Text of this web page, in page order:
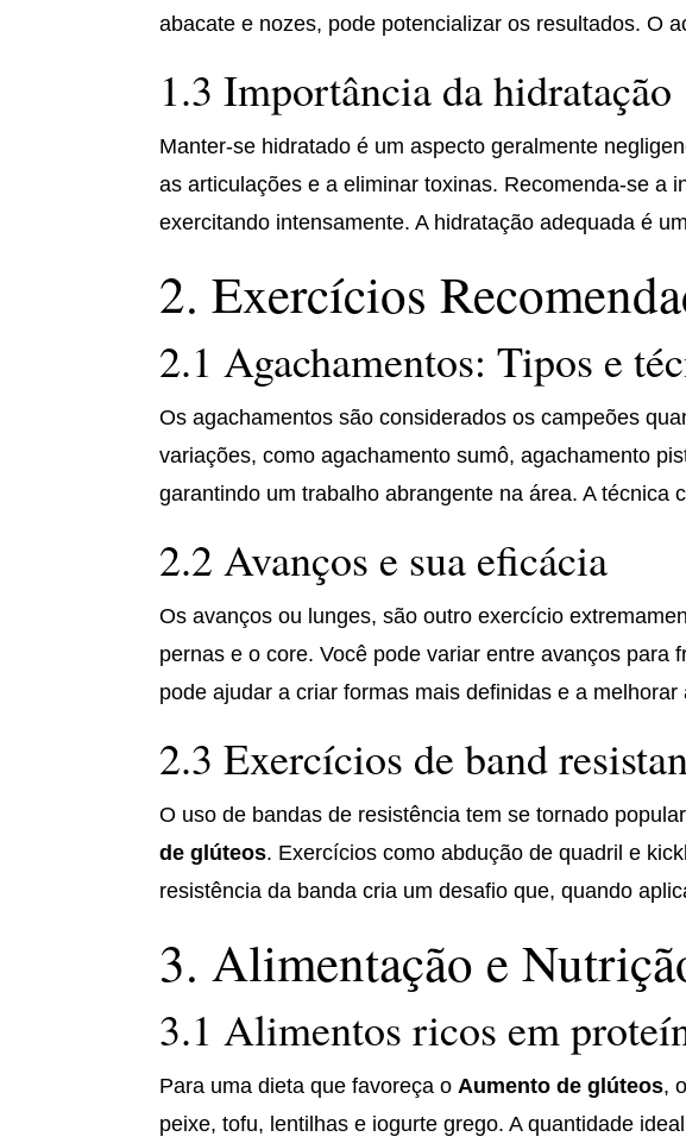
abacate e nozes, pode potencializar os resultados. O
1.3 Importância da hidratação
Manter-se hidratado é um aspecto geralmente
as articulações e a eliminar toxinas. Recomenda-se a
exercitando intensamente. A hidratação adequada é
2. Exercícios
2.1 Agachamentos: Tipos e
Os agachamentos são considerados os campeões
variações, como agachamento sumô, agachamento
garantindo um trabalho abrangente na área. A
2.2 Avanços e sua eficácia
Os avanços ou lunges, são outro exercício
pernas e o core. Você pode variar entre avanços
pode ajudar a criar formas mais definidas e a
2.3 Exercícios de band
O uso de bandas de resistência tem se tornado
de glúteos. Exercícios como abdução de quadril e
resistência da banda cria um desafio que, quando
3. Alimentação e
3.1 Alimentos ricos em
Para uma dieta que favoreça oAumento de glúteos,
peixe, tofu, lentilhas e iogurte grego. A quantidade